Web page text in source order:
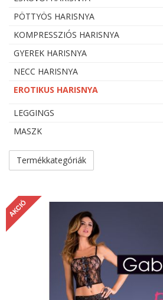
PÖTTYÖS HARISNYA
KOMPRESSZIÓS HARISNYA
GYEREK HARISNYA
NECC HARISNYA
EROTIKUS HARISNYA
LEGGINGS
MASZK
Termékkategóriák
AKCIÓ